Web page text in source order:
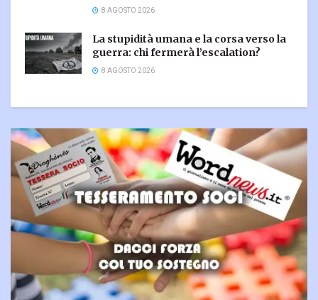
8 AGOSTO 2026
La stupidità umana e la corsa verso la
guerra: chi fermerà l’escalation?
8 AGOSTO 2026